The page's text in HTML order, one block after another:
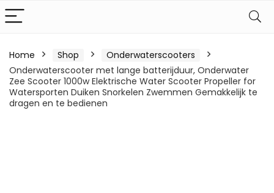
Home Shop
Onderwaterscooters
Onderwaterscooter met lange batterijduur, Onderwater
Zee Scooter 1000w Elektrische Water Scooter Propeller for
Watersporten Duiken Snorkelen Zwemmen Gemakkelijk te
dragen en te bedienen